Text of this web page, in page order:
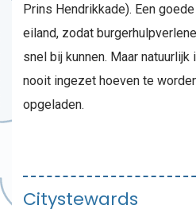
Prins Hendrikkade). Een
eiland, zodat
snel bij kunnen. Maar
nooit ingezet hoeven te
opgeladen.
Citystewards